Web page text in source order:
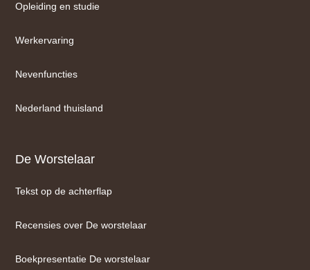
Opleiding en studie
Werkervaring
Nevenfuncties
Nederland thuisland
De Worstelaar
Tekst op de achterflap
Recensies over De worstelaar
Boekpresentatie De worstelaar